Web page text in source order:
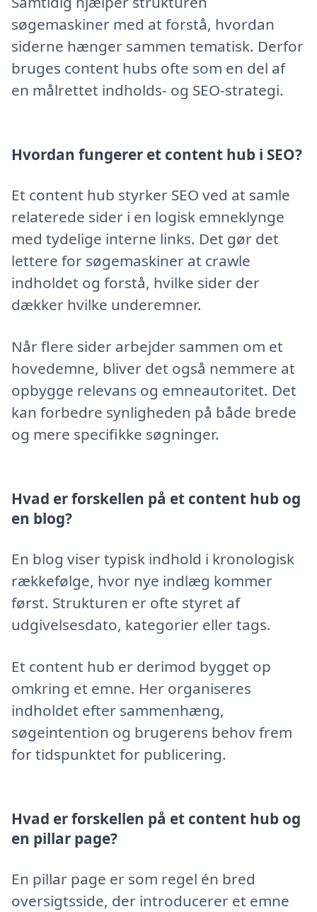
søgemaskiner med at forstå, hvordan
siderne hænger sammen tematisk. Derfor
bruges content hubs ofte som en del af
en målrettet indholds- og SEO-strategi.
Hvordan fungerer et content hub i SEO?
Et content hub styrker SEO ved at samle
relaterede sider i en logisk emneklynge
med tydelige interne links. Det gør det
lettere for søgemaskiner at crawle
indholdet og forstå, hvilke sider der
dækker hvilke underemner.
Når flere sider arbejder sammen om et
hovedemne, bliver det også nemmere at
opbygge relevans og emneautoritet. Det
kan forbedre synligheden på både brede
og mere specifikke søgninger.
Hvad er forskellen på et content hub og
en blog?
En blog viser typisk indhold i kronologisk
rækkefølge, hvor nye indlæg kommer
først. Strukturen er ofte styret af
udgivelsesdato, kategorier eller tags.
Et content hub er derimod bygget op
omkring et emne. Her organiseres
indholdet efter sammenhæng,
søgeintention og brugerens behov frem
for tidspunktet for publicering.
Hvad er forskellen på et content hub og
en pillar page?
En pillar page er som regel én bred
oversigtsside, der introducerer et emne